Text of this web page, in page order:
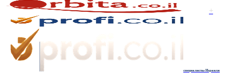
+
специалисты Израиля